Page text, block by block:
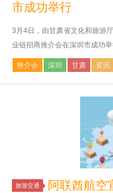
市成功举行
3月4日，由甘肃省文化和旅游
业链招商推介会在深圳市成功
推介会 深圳 甘肃 资讯
旅游交通 阿联酋航空